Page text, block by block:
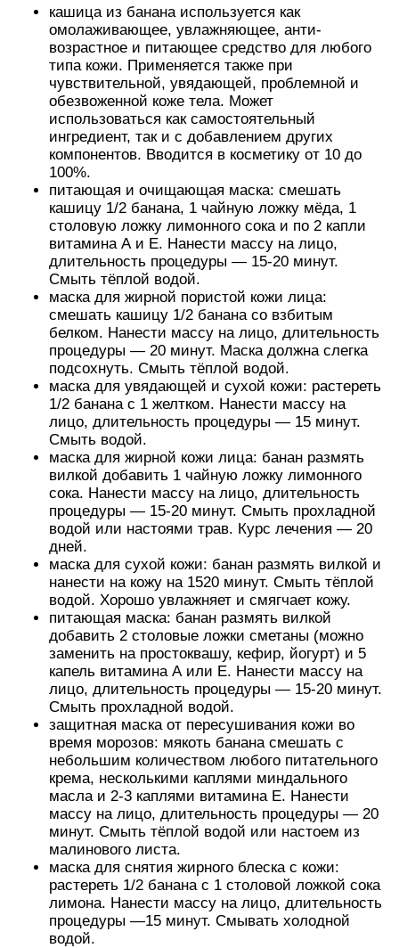
кашица из банана используется как
омолаживающее, увлажняющее, анти-
возрастное и питающее средство для любого
типа кожи. Применяется также при
чувствительной, увядающей, проблемной и
обезвоженной коже тела. Может
использоваться как самостоятельный
ингредиент, так и с добавлением других
компонентов. Вводится в косметику от 10 до
100%.
питающая и очищающая маска: смешать
кашицу 1/2 банана, 1 чайную ложку мёда, 1
столовую ложку лимонного сока и по 2 капли
витамина А и Е. Нанести массу на лицо,
длительность процедуры — 15-20 минут.
Смыть тёплой водой.
маска для жирной пористой кожи лица:
смешать кашицу 1/2 банана со взбитым
белком. Нанести массу на лицо, длительность
процедуры — 20 минут. Маска должна слегка
подсохнуть. Смыть тёплой водой.
маска для увядающей и сухой кожи: растереть
1/2 банана с 1 желтком. Нанести массу на
лицо, длительность процедуры — 15 минут.
Смыть водой.
маска для жирной кожи лица: банан размять
вилкой добавить 1 чайную ложку лимонного
сока. Нанести массу на лицо, длительность
процедуры — 15-20 минут. Смыть прохладной
водой или настоями трав. Курс лечения — 20
дней.
маска для сухой кожи: банан размять вилкой и
нанести на кожу на 1520 минут. Смыть тёплой
водой. Хорошо увлажняет и смягчает кожу.
питающая маска: банан размять вилкой
добавить 2 столовые ложки сметаны (можно
заменить на простоквашу, кефир, йогурт) и 5
капель витамина А или Е. Нанести массу на
лицо, длительность процедуры — 15-20 минут.
Смыть прохладной водой.
защитная маска от пересушивания кожи во
время морозов: мякоть банана смешать с
небольшим количеством любого питательного
крема, несколькими каплями миндального
масла и 2-3 каплями витамина Е. Нанести
массу на лицо, длительность процедуры — 20
минут. Смыть тёплой водой или настоем из
малинового листа.
маска для снятия жирного блеска с кожи:
растереть 1/2 банана с 1 столовой ложкой сока
лимона. Нанести массу на лицо, длительность
процедуры —15 минут. Смывать холодной
водой.